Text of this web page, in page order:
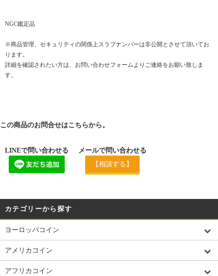
NGC鑑定品
※商品管理、セキュリティの関係上スラブナンバーは非公開とさせて頂いてお
ります。
詳細を確認されたい方は、お問い合わせフォームよりご連絡をお願い致しま
す。
この商品のお問合せはこちらから。
LINEで問い合わせる
メールで問い合わせる
【相談する】
カテゴリーから探す
ヨーロッパコイン
アメリカコイン
アフリカコイン